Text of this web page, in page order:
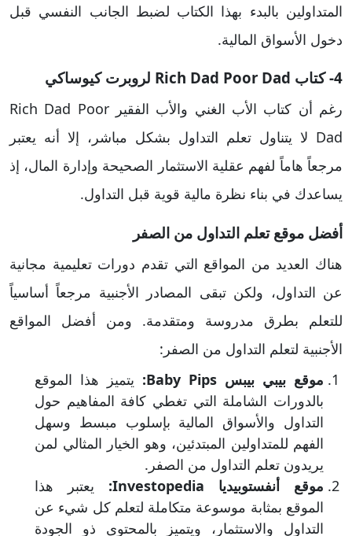
المتداولين بالبدء بهذا الكتاب لضبط الجانب النفسي قبل
دخول الأسواق المالية.
4- كتاب Rich Dad Poor Dad لروبرت كيوساكي
رغم أن كتاب الأب الغني والأب الفقير Rich Dad Poor
Dad لا يتناول تعلم التداول بشكل مباشر، إلا أنه يعتبر
مرجعاً هاماً لفهم عقلية الاستثمار الصحيحة وإدارة المال، إذ
يساعدك في بناء نظرة مالية قوية قبل التداول.
أفضل موقع تعلم التداول من الصفر
هناك العديد من المواقع التي تقدم دورات تعليمية مجانية
عن التداول، ولكن تبقى المصادر الأجنبية مرجعاً أساسياً
للتعلم بطرق مدروسة ومتقدمة. ومن أفضل المواقع
الأجنبية لتعلم التداول من الصفر:
موقع بيبي بيبس Baby Pips:
يتميز هذا الموقع
بالدورات الشاملة التي تغطي كافة المفاهيم حول
التداول والأسواق المالية بإسلوب مبسط وسهل
الفهم للمتداولين المبتدئين، وهو الخيار المثالي لمن
يريدون تعلم التداول من الصفر.
موقع أنفستوبيديا Investopedia:
يعتبر هذا
الموقع بمثابة موسوعة متكاملة لتعلم كل شيء عن
التداول والاستثمار، ويتميز بالمحتوى ذو الجودة